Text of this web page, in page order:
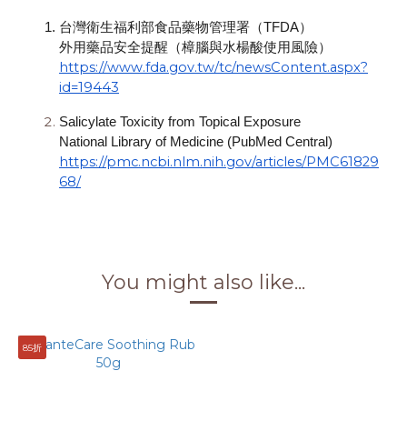
台灣衛生福利部食品藥物管理署（TFDA）
外用藥品安全提醒（樟腦與水楊酸使用風險）
https://www.fda.gov.tw/tc/newsContent.aspx?
id=19443
Salicylate Toxicity from Topical Exposure
National Library of Medicine (PubMed Central)
https://pmc.ncbi.nlm.nih.gov/articles/PMC61829
68/
You might also like...
85折